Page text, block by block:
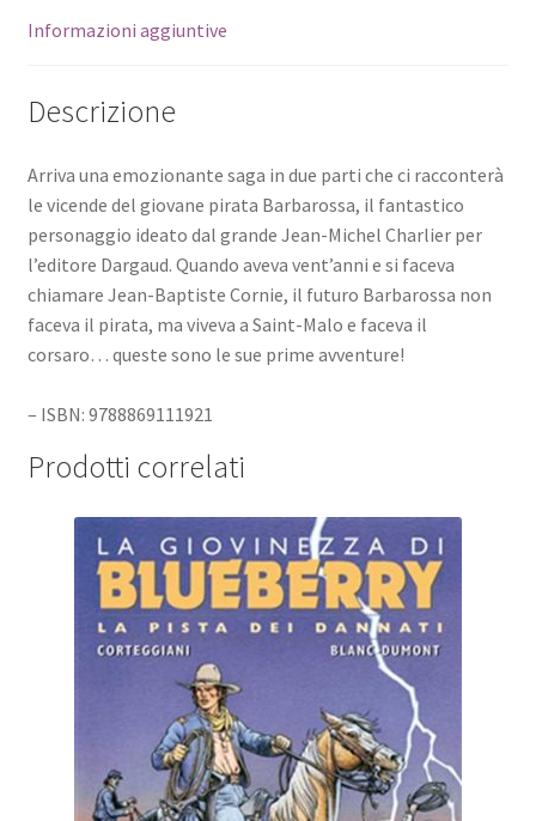
Informazioni aggiuntive
Descrizione
Arriva una emozionante saga in due parti che ci racconterà
le vicende del giovane pirata Barbarossa, il fantastico
personaggio ideato dal grande Jean-Michel Charlier per
l’editore Dargaud. Quando aveva vent’anni e si faceva
chiamare Jean-Baptiste Cornie, il futuro Barbarossa non
faceva il pirata, ma viveva a Saint-Malo e faceva il
corsaro… queste sono le sue prime avventure!
– ISBN: 9788869111921
Prodotti correlati